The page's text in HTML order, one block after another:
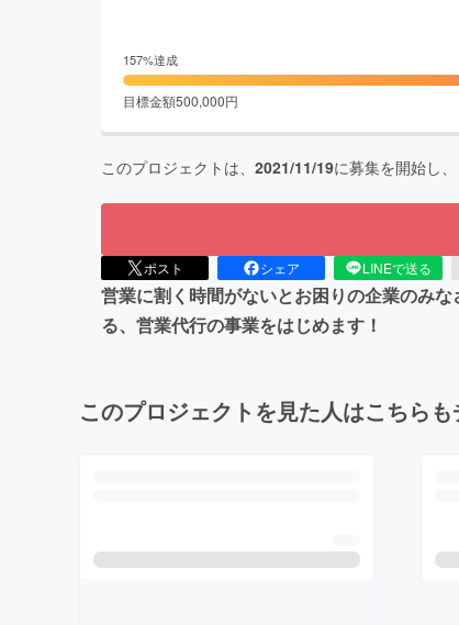
157%達成
目標金額500,000円
このプロジェクトは、 2021/11/19に募集を開始し、
ポスト シェア LINEで送る
営業に割く時間がないとお困りの企業のみ
る、営業代行の事業をはじめます！
このプロジェクトを見た人はこちら